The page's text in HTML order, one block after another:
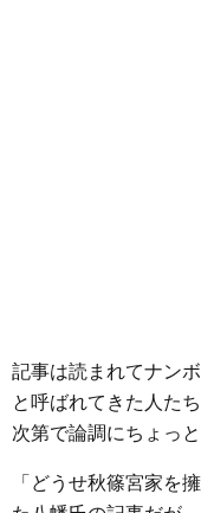
記事は読まれてナン
と呼ばれてきた人た
次第で論調にちょっ
「どうせ秋篠宮家を